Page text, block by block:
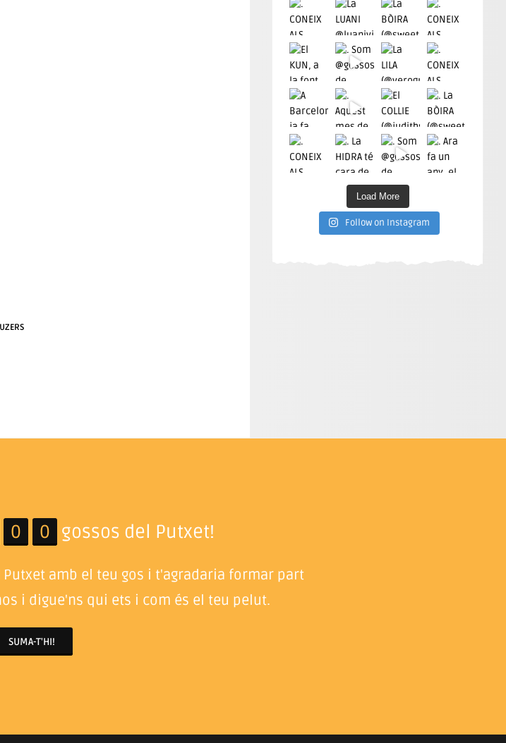
Load More
Follow on Instagram
0 0 gossos del Putxet!
amb el teu gos i t'agradaria formar part
i digue'ns qui ets i com és el teu pelut.
SUMA-T'HI!